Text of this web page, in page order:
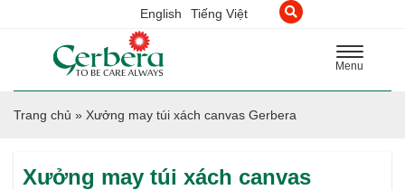
English Tiếng Việt
Toggle
navigation
Menu
Trang chủ » Xưởng may túi xách canvas Gerbera
Xưởng may túi xách canvas